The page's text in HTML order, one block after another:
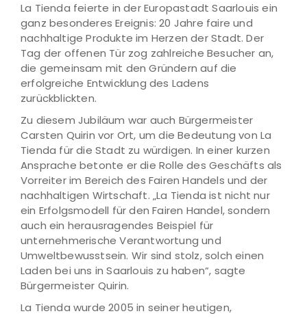
La Tienda feierte in der Europastadt Saarlouis ein
ganz besonderes Ereignis: 20 Jahre faire und
nachhaltige Produkte im Herzen der Stadt. Der
Tag der offenen Tür zog zahlreiche Besucher an,
die gemeinsam mit den Gründern auf die
erfolgreiche Entwicklung des Ladens
zurückblickten.
Zu diesem Jubiläum war auch Bürgermeister
Carsten Quirin vor Ort, um die Bedeutung von La
Tienda für die Stadt zu würdigen. In einer kurzen
Ansprache betonte er die Rolle des Geschäfts als
Vorreiter im Bereich des Fairen Handels und der
nachhaltigen Wirtschaft. „La Tienda ist nicht nur
ein Erfolgsmodell für den Fairen Handel, sondern
auch ein herausragendes Beispiel für
unternehmerische Verantwortung und
Umweltbewusstsein. Wir sind stolz, solch einen
Laden bei uns in Saarlouis zu haben“, sagte
Bürgermeister Quirin.
La Tienda wurde 2005 in seiner heutigen,